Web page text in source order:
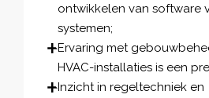
ontwikkelen van software
systemen;
Ervaring met
HVAC-installaties is een
Inzicht in regeltechniek en